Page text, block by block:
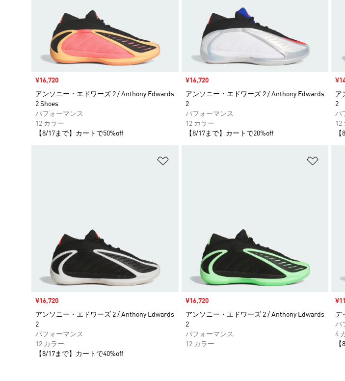
セール価格
¥16,720
アンソニー・エドワーズ 2 / Anthony Edwards
2 Shoes
パフォーマンス
12 カラー
【8/17まで】カートで50%off
セール価格
¥16,720
アンソニー・エドワーズ 2 / Anthony Edwards
2
パフォーマンス
12 カラー
【8/17まで】カートで20%off
セ
ア
2
パ
12
セール価格
¥16,720
アンソニー・エドワーズ 2 / Anthony Edwards
2
パフォーマンス
12 カラー
【8/17まで】カートで40%off
セール価格
¥16,720
アンソニー・エドワーズ 2 / Anthony Edwards
2
パフォーマンス
12 カラー
セ
デ
パ
4